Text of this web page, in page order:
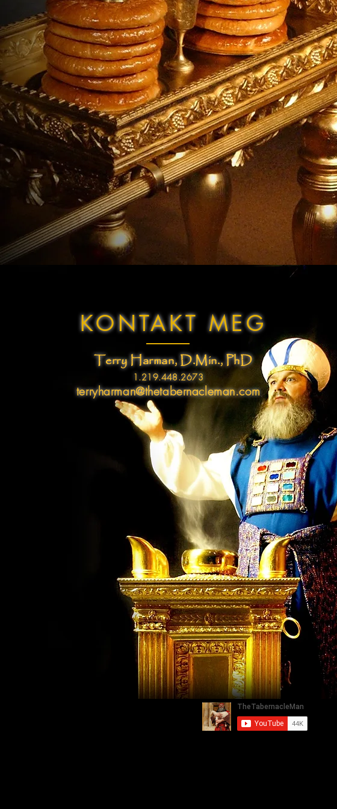
KONTAKT MEG
1.219.448.2673
terryharman@thetabernacleman.com
Terry Harman, D.Min., PhD